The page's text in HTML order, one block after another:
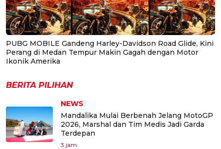
PUBG MOBILE Gandeng Harley-Davidson Road Glide, Kini
Perang di Medan Tempur Makin Gagah dengan Motor
Ikonik Amerika
BERITA PILIHAN
NEWS
Mandalika Mulai Berbenah Jelang MotoGP
2026, Marshal dan Tim Medis Jadi Garda
Terdepan
3 jam